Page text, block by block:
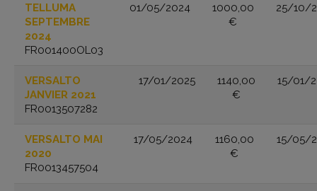
TELLUMA
SEPTEMBRE
2024
FR001400OL03
01/05/2024
1000,00
€
25/10/
VERSALTO
JANVIER 2021
FR0013507282
17/01/2025
1140,00
€
15/01/
VERSALTO MAI
2020
FR0013457504
17/05/2024
1160,00
€
15/05/